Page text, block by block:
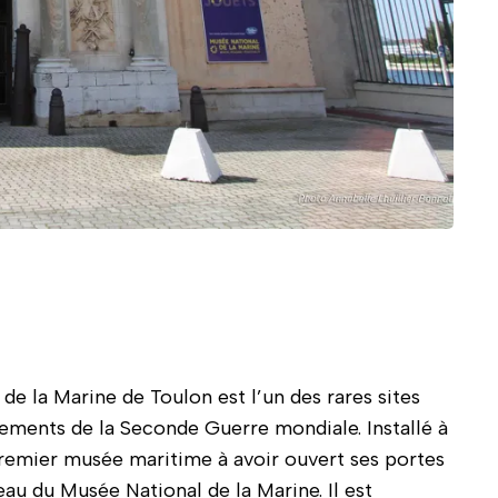
la Marine de Toulon est l’un des rares sites
de la Seconde Guerre mondiale. Installé à
musée maritime à avoir ouvert ses portes
du Musée National de la Marine. Il est